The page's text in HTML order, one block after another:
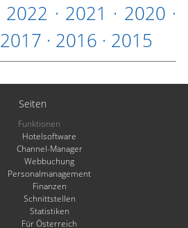
2022 · 2021 · 2020 ·
2017 · 2016 · 2015
Seiten
Funktionen
Hotelsoftware
Channel-Manager
Webbuchung
Personalmanagement
Finanzen
Schnittstellen
Statistiken
Für Österreich